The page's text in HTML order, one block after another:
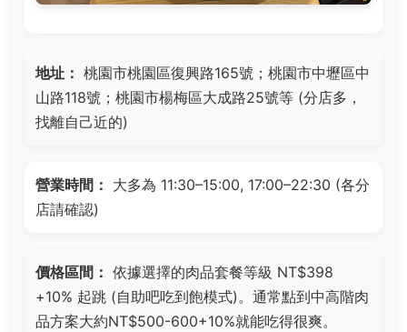
地址： 桃園市桃園區復興路165號；桃園市中壢區中
山路118號；桃園市楊梅區大成路25號等 (分店多，
找離自己近的)
營業時間： 大多為 11:30–15:00, 17:00–22:30 (各分
店請確認)
價格區間： 依據選擇的肉品套餐等級 NT$398
+10% 起跳 (自助吧吃到飽模式)。通常點到中高階肉
品方案大約NT$500-600+10%就能吃得很爽。